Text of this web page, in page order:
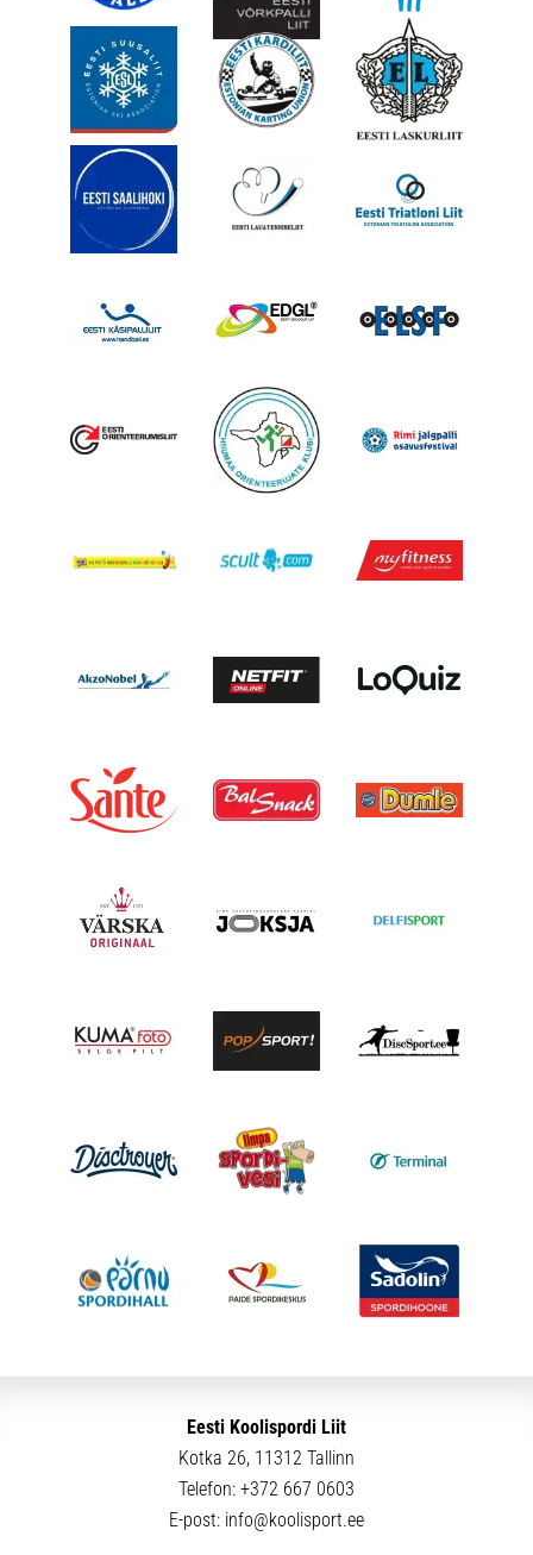
Eesti Koolispordi Liit
Kotka 26, 11312 Tallinn
Telefon: +372 667 0603
E-post: info@koolisport.ee